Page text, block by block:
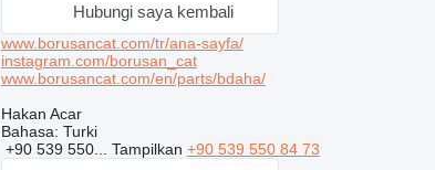
Hubungi saya kembali
www.borusancat.com/tr/ana-sayfa/
instagram.com/borusan_cat
www.borusancat.com/en/parts/bdaha/
Hakan Acar
Bahasa: Turki
+90 539 550... Tampilkan +90 539 550 84 73